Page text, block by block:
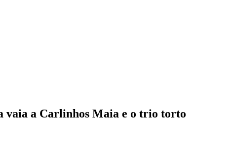
vaia a Carlinhos Maia e o trio torto